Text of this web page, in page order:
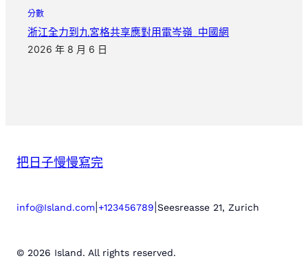
分數
浙江全力到九宮格共享應對用電岑嶺_中國網
2026 年 8 月 6 日
把日子慢慢寫完
info@Island.com +123456789 Seesreasse 21, Zurich
© 2026 Island. All rights reserved.